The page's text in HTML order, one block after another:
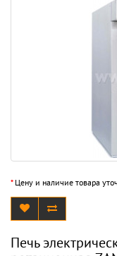
*Цену и наличие товара
Печь